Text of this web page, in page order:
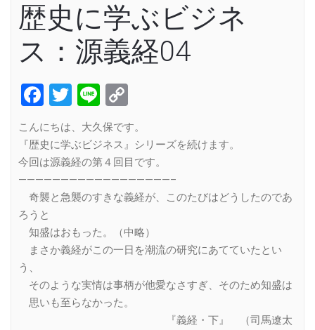
歴史に学ぶビジネ
ス：源義経04
Facebook
Twitter
Line
Link
こんにちは、大久保です。
『歴史に学ぶビジネス』シリーズを続けます。
今回は源義経の第４回目です。
——————————————————–
奇襲と急襲のすきな義経が、このたびはどうしたのであ
ろうと
知盛はおもった。（中略）
まさか義経がこの一日を潮流の研究にあてていたとい
う、
そのような実情は事柄が他愛なさすぎ、そのため知盛は
思いも至らなかった。
『義経・下』 （司馬遼太